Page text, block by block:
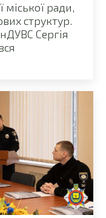
міської ради,
структур.
Сергія